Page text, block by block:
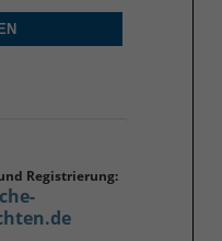
Registrierung: